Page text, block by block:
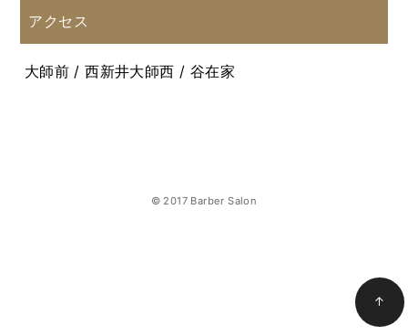
アクセス
大師前 / 西新井大師西 / 谷在家
© 2017 Barber Salon
↑